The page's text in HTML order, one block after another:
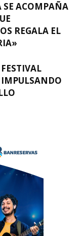
SE ACOMPAÑA
REGALA EL
IMPULSANDO